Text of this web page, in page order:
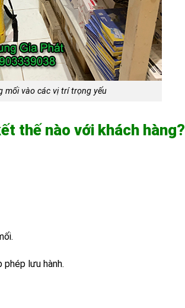
mối vào các vị trí trọng yếu
thế nào với khách hàng?
lưu hành.